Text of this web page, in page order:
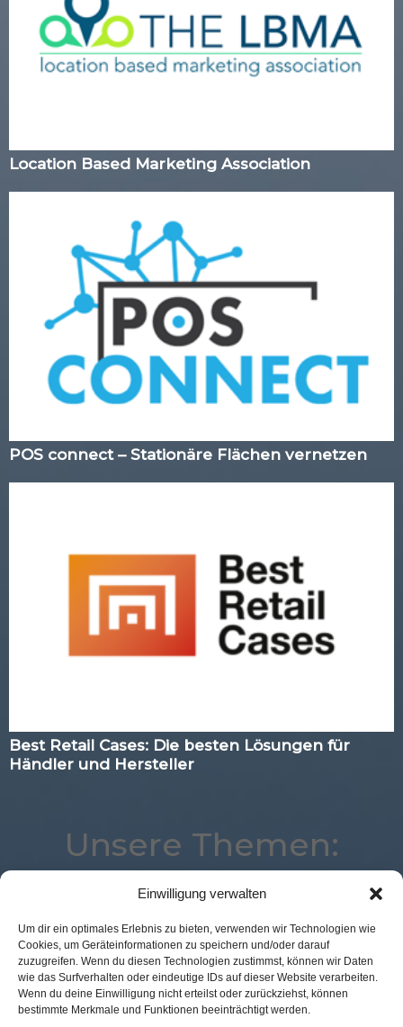
Einwilligung verwalten
Um dir ein optimales Erlebnis zu bieten, verwenden wir Technologien wie
Cookies, um Geräteinformationen zu speichern und/oder darauf
zuzugreifen. Wenn du diesen Technologien zustimmst, können wir Daten
wie das Surfverhalten oder eindeutige IDs auf dieser Website verarbeiten.
Wenn du deine Einwilligung nicht erteilst oder zurückziehst, können
bestimmte Merkmale und Funktionen beeinträchtigt werden.
Location Based Marketing Association
POS connect – Stationäre Flächen vernetzen
Best Retail Cases: Die besten Lösungen für
Händler und Hersteller
Unsere Themen:
Advertising Loyalty Voice
Digital
Expertenwissen
Logistik
POS Connect
Commerce
eCommerce
Corona
Künstliche Intelligenz
Marketing
Best Retail Cases